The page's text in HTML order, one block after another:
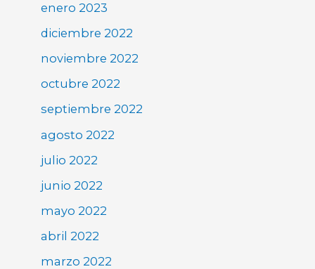
enero 2023
diciembre 2022
noviembre 2022
octubre 2022
septiembre 2022
agosto 2022
julio 2022
junio 2022
mayo 2022
abril 2022
marzo 2022